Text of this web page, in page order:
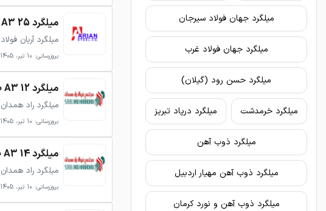
میلگرد جهان فولاد سیرجان
میلگرد جهان فولاد غرب
میلگرد خرمدشت میلگرد درپاد تبریز
میلگرد ذوب آهن
میلگرد ذوب آهن مهیار اردبیل
میلگرد ذوب آهن و نورد کرمان
میلگرد 25 A3 طول 12 آریان فولاد
میلگرد آریان فولاد
بروزرسانی: 10 تیر، 1405
میلگرد 12 A3 طول 12 راد همدان
میلگرد راد همدان
بروزرسانی: 10 تیر، 1405
میلگرد 14 A3 طول 12 راد همدان
میلگرد راد همدان
بروزرسانی: 10 تیر، 1405